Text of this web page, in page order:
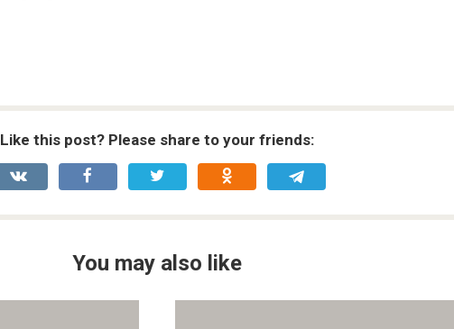
Like this post? Please share to your friends:
You may also like